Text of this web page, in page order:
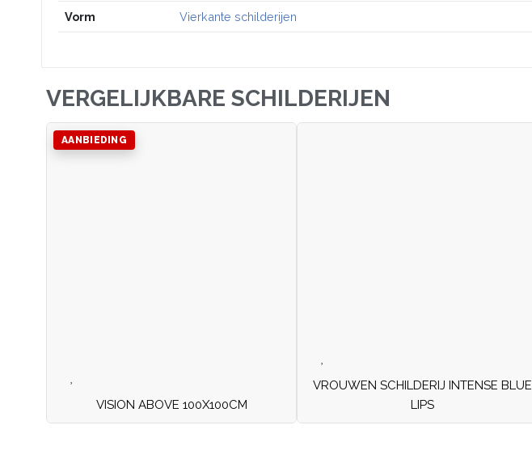
Vorm Vierkante schilderijen
VERGELIJKBARE SCHILDERIJEN
AANBIEDING
VISION ABOVE 100X100CM
VROUWEN SCHILDERIJ INTENSE BLUE
LIPS